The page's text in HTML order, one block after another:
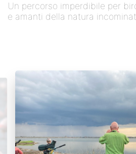
Un percorso imperdibile per
e amanti della natura